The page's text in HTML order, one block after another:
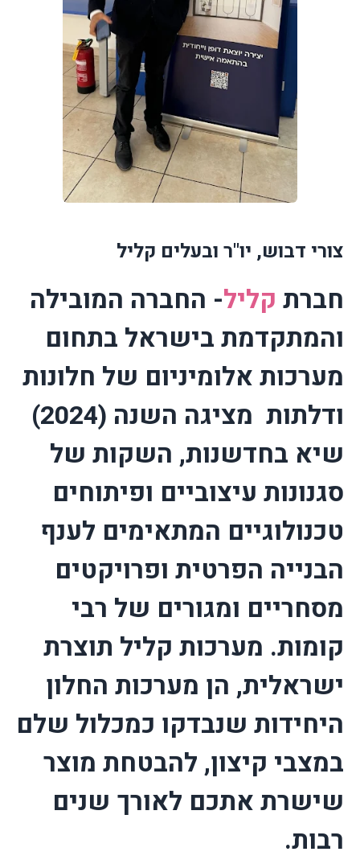
צורי דבוש, יו"ר ובעלים קליל
חברת קליל- החברה המובילה
והמתקדמת בישראל בתחום
מערכות אלומיניום של חלונות
ודלתות
מציגה השנה (2024)
שיא בחדשנות, השקות של
סגנונות עיצוביים ופיתוחים
טכנולוגיים המתאימים לענף
הבנייה הפרטית ופרויקטים
מסחריים ומגורים של רבי
קומות. מערכות קליל תוצרת
ישראלית, הן מערכות החלון
היחידות שנבדקו כמכלול שלם
במצבי קיצון, להבטחת מוצר
שישרת אתכם לאורך שנים
רבות.